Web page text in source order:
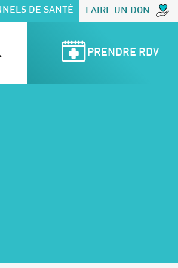
DE SANTÉ FAIRE UN DON
PRENDRE RDV